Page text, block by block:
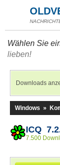
Wählen Sie
lieben!
Downloads
Windows »
ICQ
7.500